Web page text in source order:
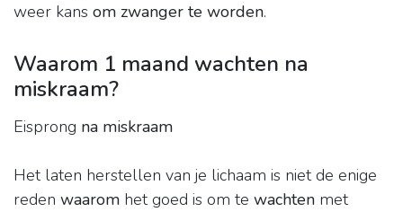
weer kans om zwanger te worden.
Waarom 1 maand wachten na
miskraam?
Eisprong na miskraam
Het laten herstellen van je lichaam is niet de enige
reden waarom het goed is om te wachten met